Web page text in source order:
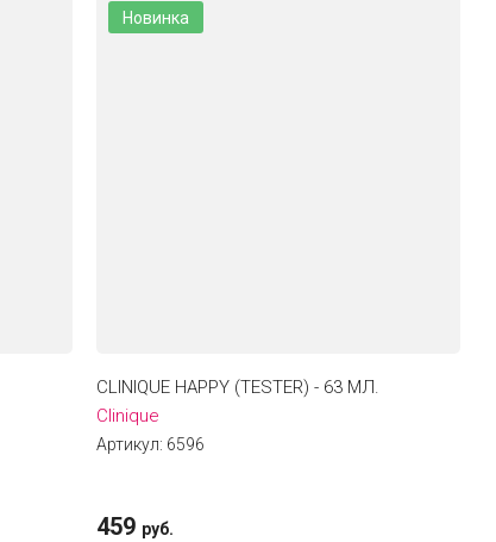
Новинка
CLINIQUE HAPPY (TESTER) - 63 МЛ.
Clinique
Артикул: 6596
459 руб.